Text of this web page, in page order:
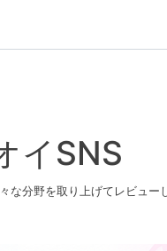
イSNS
な分野を取り上げてレビュー